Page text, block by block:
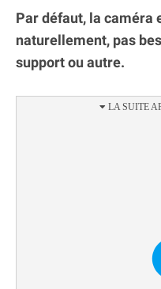
Par défaut, la caméra
naturellement, pas
support ou autre.